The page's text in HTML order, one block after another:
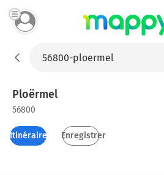
Ploërmel
56800
Itinéraires Enregistrer